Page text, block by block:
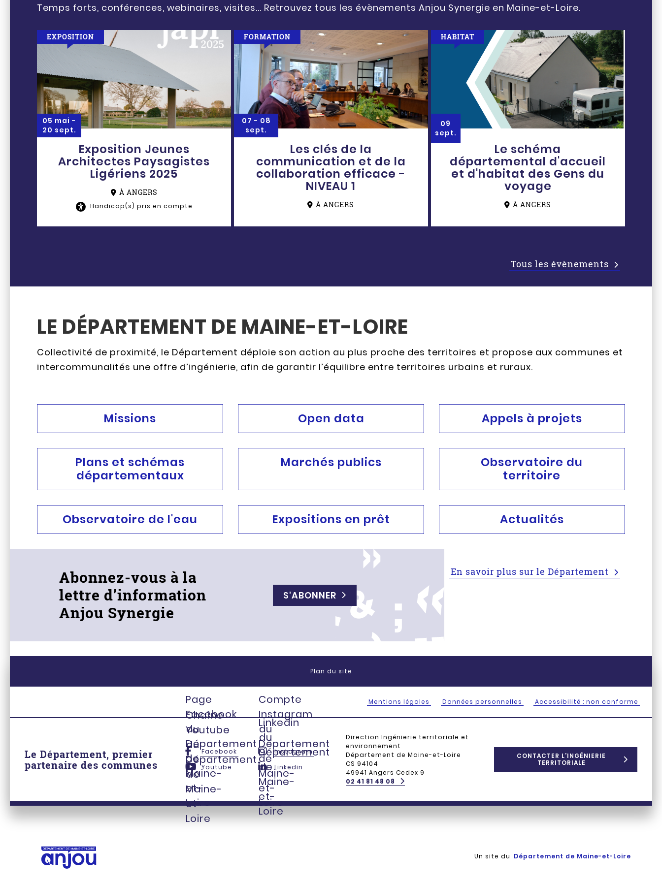
Temps forts, conférences, webinaires, visites... Retrouvez tous les évènements Anjou Synergie en Maine-et-Loire.
Exposition Jeunes
Architectes Paysagistes
Ligériens 2025
05 mai -
20 sept.
À ANGERS
Handicap(s) pris en compte
EXPOSITION
Les clés de la
communication et de la
collaboration efficace -
NIVEAU 1
07 - 08
sept.
À ANGERS
FORMATION
Le schéma
départemental d'accueil
et d'habitat des Gens du
voyage
09
sept.
À ANGERS
HABITAT
Tous les évènements
LE DÉPARTEMENT DE MAINE-ET-LOIRE
Collectivité de proximité, le Département déploie son action au plus proche des territoires et propose aux communes et
intercommunalités une offre d’ingénierie, afin de garantir l’équilibre entre territoires urbains et ruraux.
Missions Open data Appels à projets
Plans et schémas
départementaux
Marchés publics
Observatoire du
territoire
Observatoire de l'eau Expositions en prêt Actualités
En savoir plus sur le Département
Abonnez-vous à la
lettre d’information
Anjou Synergie
S'ABONNER
Plan du site
Mentions légales Données personnelles Accessibilité : non conforme
Le Département, premier
partenaire des communes
Page
Facebook
du
Département
de
Maine-
et-
Loire
Facebook
Compte
Instagram
du
Département
de
Maine-
et-
Loire
Instagram
Chaîne
Youtube
du
Département
de
Maine-
et-
Loire
Youtube
Linkedin
du
Département
de
Maine-
et-
Loire
Linkedin
Direction Ingénierie territoriale et
environnement
Département de Maine-et-Loire
CS 94104
49941 Angers Cedex 9
02 41 81 48 08
CONTACTER L’INGÉNIERIE
TERRITORIALE
Un site du Département de Maine-et-Loire